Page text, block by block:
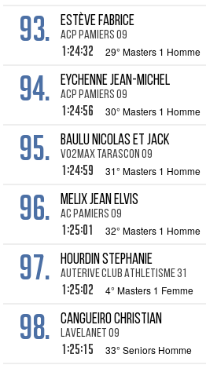
93. ESTÈVE Fabrice
ACP Pamiers 09
1:24:32 29° Masters 1 Homme
94. EYCHENNE Jean-Michel
ACP Pamiers 09
1:24:56 30° Masters 1 Homme
95. BAULU Nicolas Et Jack
Vo2max Tarascon 09
1:24:59 31° Masters 1 Homme
96. MELIX Jean Elvis
AC Pamiers 09
1:25:01 32° Masters 1 Homme
97. HOURDIN Stephanie
Auterive Club Athletisme 31
1:25:02 4° Masters 1 Femme
98. CANGUEIRO Christian
Lavelanet 09
1:25:15 33° Seniors Homme